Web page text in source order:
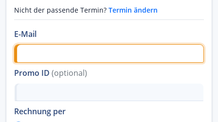
Nicht der passende Termin? Termin ändern
E-Mail
Promo ID (optional)
Rechnung per